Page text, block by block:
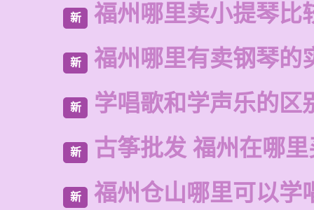
新 福州哪里卖小提琴比
新 福州哪里有卖钢琴的
新 学唱歌和学声乐的区
新 古筝批发 福州在哪
新 福州仓山哪里可以学